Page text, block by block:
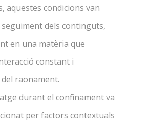
aquestes condicions van
dels continguts,
en una matèria que
constant i
raonament.
durant el confinament va
per factors contextuals